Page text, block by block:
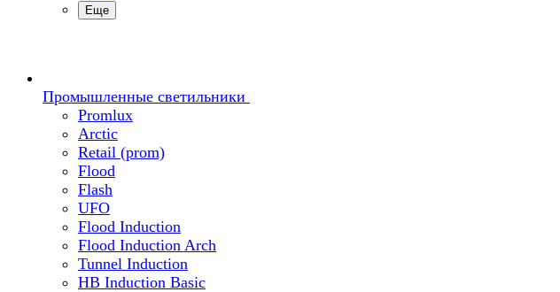
Еще
Промышленные светильники
Promlux
Arctic
Retail (prom)
Flood
Flash
UFO
Flood Induction
Flood Induction Arch
Tunnel Induction
HB Induction Basic